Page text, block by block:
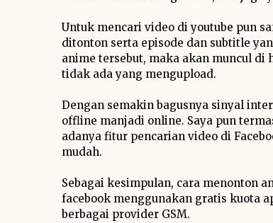
Untuk mencari video di youtube pun
ditonton serta episode dan subtitle
anime tersebut, maka akan muncul
tidak ada yang mengupload.
Dengan semakin bagusnya sinyal
offline manjadi online. Saya pun
adanya fitur pencarian video di
mudah.
Sebagai kesimpulan, cara menonton
facebook menggunakan gratis kuota
berbagai provider GSM.